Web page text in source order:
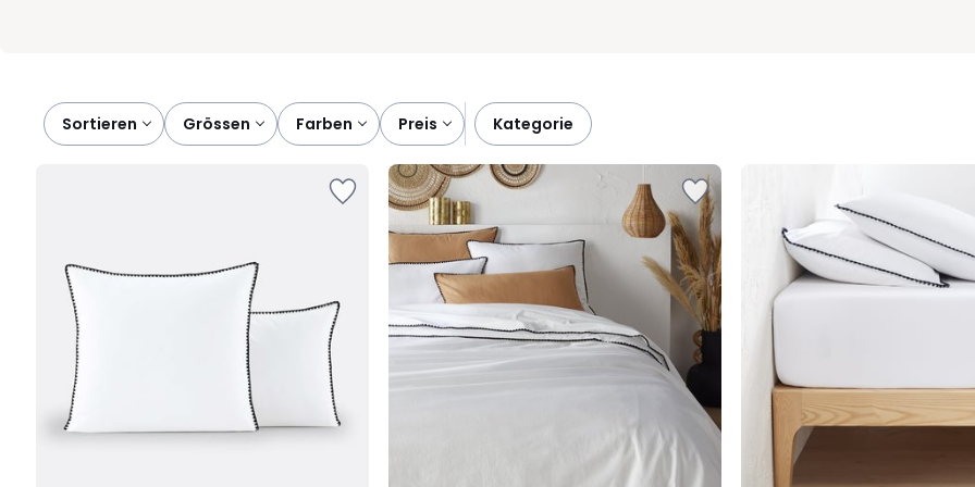
Sortieren
grössen farben preis kategorie